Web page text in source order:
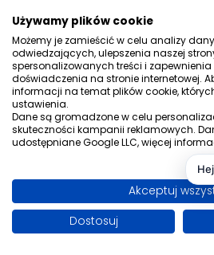
Znajdziesz
© 2026 Wszystkie prawa
nieruchomości -
Zadzwoń
Używamy plików cookie
Możemy je zamieścić w celu analizy
odwiedzających, ulepszenia naszej
spersonalizowanych treści i
doświadczenia na stronie internetowej.
informacji na temat plików cookie,
ustawienia.
Dane są gromadzone w celu
skuteczności kampanii reklamowych.
udostępniane Google LLC, więcej
Akceptuj
Dostosuj